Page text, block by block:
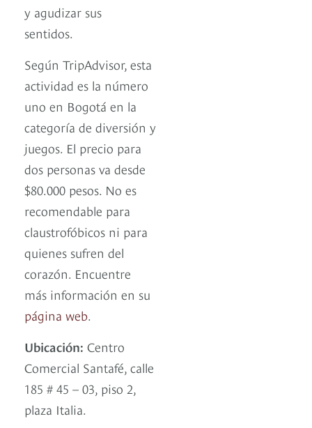
y agudizar sus
sentidos.
Según TripAdvisor, esta
actividad es la número
uno en Bogotá en la
categoría de diversión y
juegos. El precio para
dos personas va desde
$80.000 pesos. No es
recomendable para
claustrofóbicos ni para
quienes sufren del
corazón. Encuentre
más información en su
página web
Ubicación: Centro
Comercial Santafé, calle
185 # 45 – 03, piso 2,
plaza Italia.